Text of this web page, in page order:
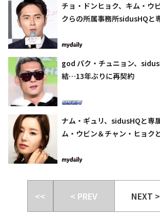
チョ・ドンヒョク、キム・ウ
クらの所属事務所sidusHQと
god パク・チュニョン、
結…13年ぶりに再契約
ナム・ギュリ、sidusHQと専
ム・ウビン＆チャン・ヒョク
<< < PREV NEXT >